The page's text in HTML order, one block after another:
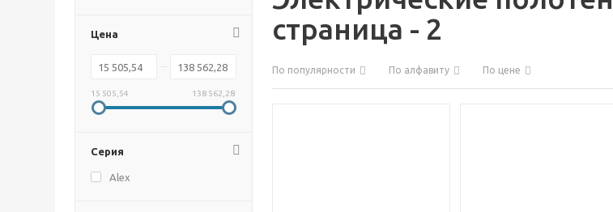
Цена
15 505,54 138 562,28
Серия
Alex
страница - 2
По популярности По алфавиту По цене